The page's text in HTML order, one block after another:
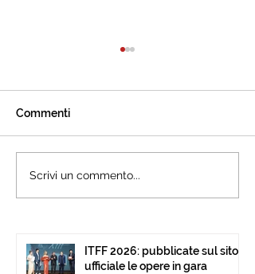
L’International Tourism
Film Festival celebra ad
Commenti
Scrivi un commento...
ITFF 2026: pubblicate sul sito
ufficiale le opere in gara